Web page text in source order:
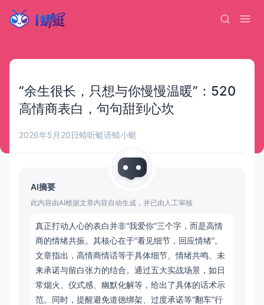
“余生很长，只想与你慢慢温暖”：520
高情商表白，句句甜到心坎
2026年5月20日蜻听蜓语蜻小蜓
AI摘要
此内容由AI根据文章内容自动生成，并已由人工审核
真正打动人心的表白并非“我爱你”三个字，而是高情
商的情绪共振。其核心在于“看见细节，回应情绪”。
文章指出，高情商情话等于具体细节、情绪共鸣、未
来承诺与留白张力的结合。通过五大实战场景，如日
常烟火、仪式感、幽默化解等，给出了具体的话术示
范。同时，提醒避免道德绑架、过度承诺等“翻车”行